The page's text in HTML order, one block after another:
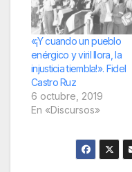
«¡Y cuando un pueblo
enérgico y viril llora, la
injusticia tiembla!». Fidel
Castro Ruz
6 octubre, 2019
En «Discursos»